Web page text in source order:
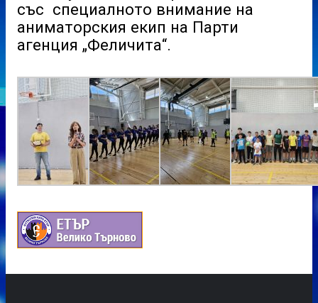
със специалното внимание на
аниматорския екип на Парти
агенция „Феличита“.